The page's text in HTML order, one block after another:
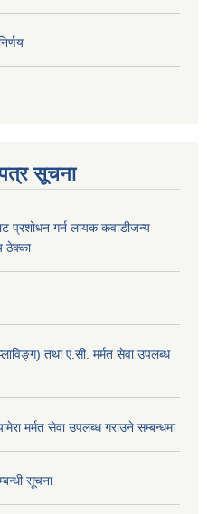
सूचना
प्रशोधन गर्न लायक कवाडीजन्य
ठेक्का
तथा ए.सी. मर्मत सेवा उपलब्ध
मर्मत सेवा उपलब्ध गराउने सम्बन्धमा
सूचना